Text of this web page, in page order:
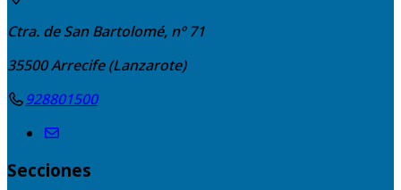
Ctra. de San Bartolomé, nº 71
35500Arrecife (Lanzarote)
928801500
Secciones